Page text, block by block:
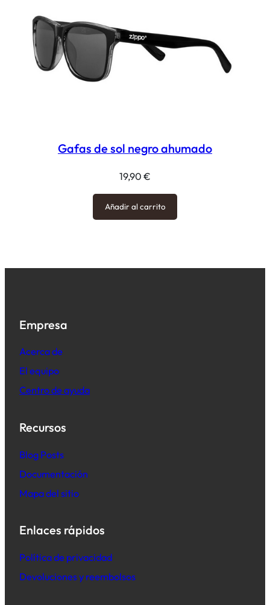
Gafas de sol negro ahumado
19,90 €
Añadir al carrito
Empresa
Acerca de
El equipo
Centro de ayuda
Recursos
Blog Posts
Documentación
Mapa del sitio
Enlaces rápidos
Política de privacidad
Devoluciones y reembolsos